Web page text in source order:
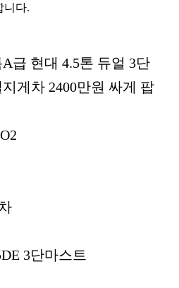
니다.
급 현대 4.5톤 듀얼 3단
게차 2400만원 싸게 팝
3단마스트